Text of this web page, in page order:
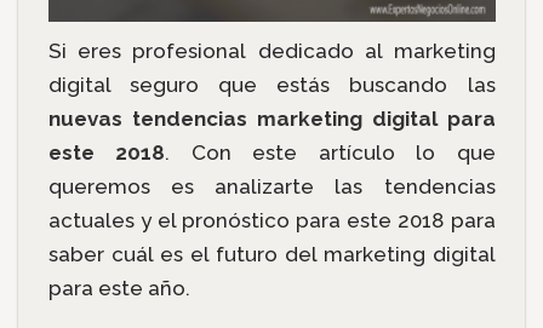
Si eres profesional dedicado al marketing
digital seguro que estás buscando las
nuevas tendencias marketing digital para
este 2018. Con este artículo lo que
queremos es analizarte las tendencias
actuales y el pronóstico para este 2018 para
saber cuál es el futuro del marketing digital
para este año.